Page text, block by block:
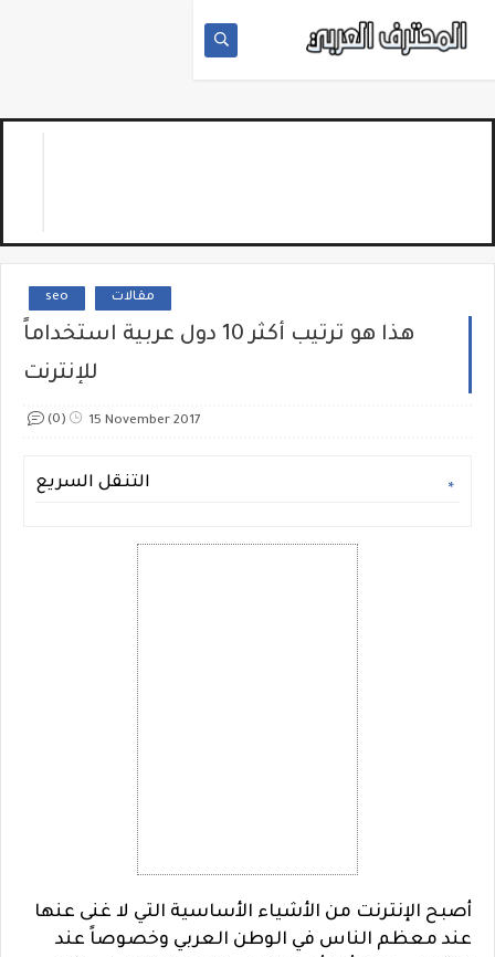
seo مقالات
هذا هو ترتيب أكثر 10 دول عربية استخداماً
للإنترنت
15 November 2017
(0)
التنقل السريع
أصبح الإنترنت من الأشياء الأساسية التي لا غنى عنها
عند معظم الناس في الوطن العربي وخصوصاً عند